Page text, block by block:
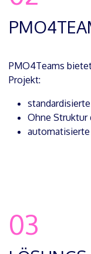
PMO4Teams
Projekt:
Ohne Struktur
03